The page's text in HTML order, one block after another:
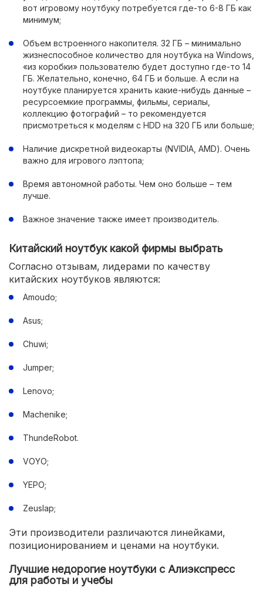
вот игровому ноутбуку потребуется где-то 6-8 ГБ как
минимум;
Объем встроенного накопителя. 32 ГБ – минимально
жизнеспособное количество для ноутбука на Windows,
«из коробки» пользователю будет доступно где-то 14
ГБ. Желательно, конечно, 64 ГБ и больше. А если на
ноутбуке планируется хранить какие-нибудь данные –
ресурсоемкие программы, фильмы, сериалы,
коллекцию фотографий – то рекомендуется
присмотреться к моделям с HDD на 320 ГБ или больше;
Наличие дискретной видеокарты (NVIDIA, AMD). Очень
важно для игрового лэптопа;
Время автономной работы. Чем оно больше – тем
лучше.
Важное значение также имеет производитель.
Китайский ноутбук какой фирмы выбрать
Согласно отзывам, лидерами по качеству
китайских ноутбуков являются:
Amoudo;
Asus;
Chuwi;
Jumper;
Lenovo;
Machenike;
ThundeRobot.
VOYO;
YEPO;
Zeuslap;
Эти производители различаются линейками,
позиционированием и ценами на ноутбуки.
Лучшие недорогие ноутбуки с Алиэкспресс
для работы и учебы